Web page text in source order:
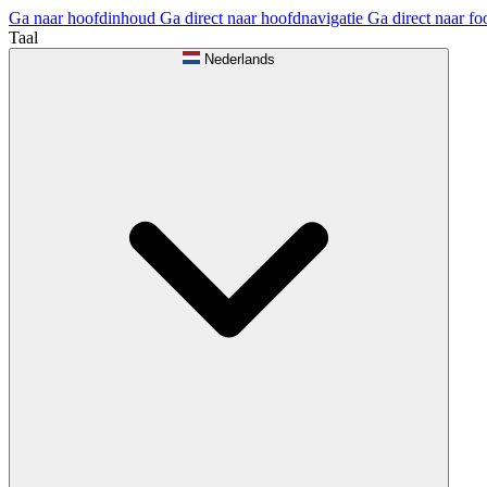
Ga naar hoofdinhoud Ga direct naar hoofdnavigatie Ga direct naar
Taal
Nederlands